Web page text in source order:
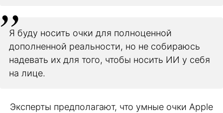
Я буду носить очки для полноценной
дополненной реальности, но не собираюсь
надевать их для того, чтобы носить ИИ у себя
на лице.
Эксперты предполагают, что умные очки Apple